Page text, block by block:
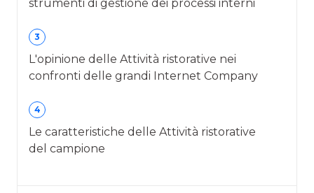
strumenti di gestione dei processi interni
3
L'opinione delle Attività ristorative nei
confronti delle grandi Internet Company
4
Le caratteristiche delle Attività ristorative
del campione